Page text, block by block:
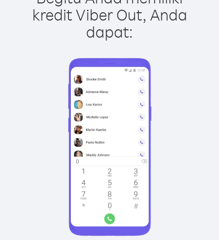
kredit Viber Out, Anda
dapat: